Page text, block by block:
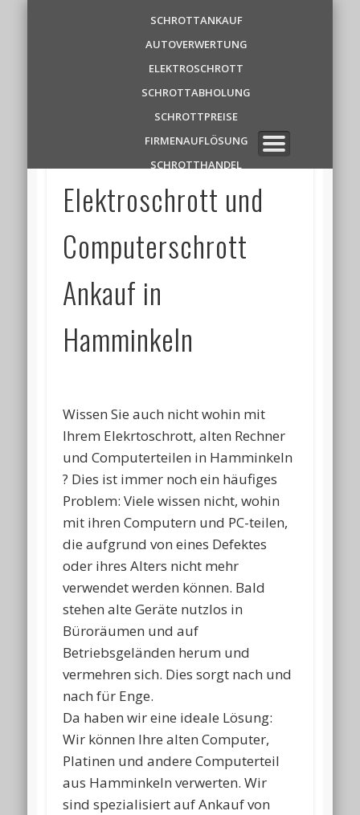
Schrottankauf
Zentrale
✆ 0 1 5 2 1 7 8 6 3 9 1 1
SCHROTTANKAUF
AUTOVERWERTUNG
ELEKTROSCHROTT
SCHROTTABHOLUNG
SCHROTTPREISE
FIRMENAUFLÖSUNG
SCHROTTHANDEL
Elektroschrott und
Computerschrott
Ankauf in
Hamminkeln
Wissen Sie auch nicht wohin mit
Ihrem Elekrtoschrott, alten Rechner
und Computerteilen in Hamminkeln
? Dies ist immer noch ein häufiges
Problem: Viele wissen nicht, wohin
mit ihren Computern und PC-teilen,
die aufgrund von eines Defektes
oder ihres Alters nicht mehr
verwendet werden können. Bald
stehen alte Geräte nutzlos in
Büroräumen und auf
Betriebsgeländen herum und
vermehren sich. Dies sorgt nach und
nach für Enge.
Da haben wir eine ideale Lösung:
Wir können Ihre alten Computer,
Platinen und andere Computerteil
aus Hamminkeln verwerten. Wir
sind spezialisiert auf Ankauf von